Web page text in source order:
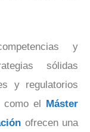
y
sólidas
y regulatorios
como el
Máster
ofrecen una